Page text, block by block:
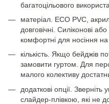
багатоцільового
матеріал. ECO PVC,
довговічні. Силіконові
комфортні для носіння
кількість. Якщо бейджів
замовити гуртом. Для
малого колективу
додаткові опції.
слайдер-плівкою, які не